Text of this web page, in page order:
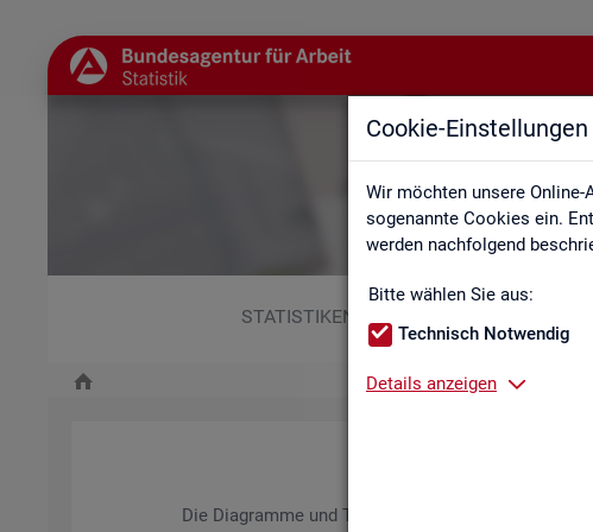
Cookie-Einstellungen
Wir möchten unsere
sogenannte Cookies ein.
werden nachfolgend
Bitte wählen Sie aus:
Technisch Notwendig
Details anzeigen
STATISTIKEN
Die Dia­gram­me und Ta­bel­len wer­den jähr­lich